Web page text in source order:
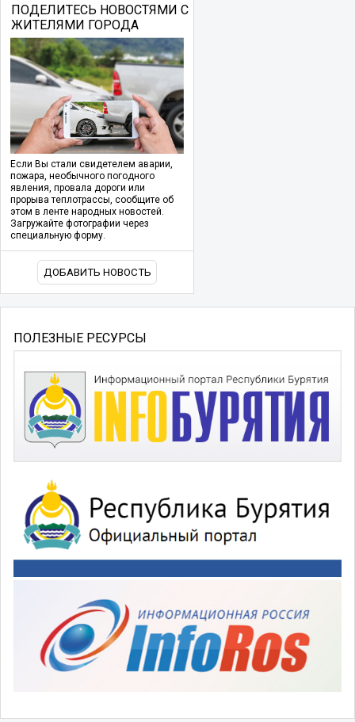
ПОДЕЛИТЕСЬ НОВОСТЯМИ С
ЖИТЕЛЯМИ ГОРОДА
Если Вы стали свидетелем аварии,
пожара, необычного погодного
явления, провала дороги или
прорыва теплотрассы, сообщите об
этом в ленте народных новостей.
Загружайте фотографии через
специальную форму.
ДОБАВИТЬ НОВОСТЬ
ПОЛЕЗНЫЕ РЕСУРСЫ